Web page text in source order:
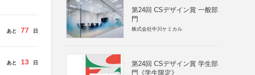
あと 77 日
あと 13 日
第24回 CSデザイン賞 一般部
門
株式会社中川ケミカル
第24回 CSデザイン賞 学生部
門《学生限定》